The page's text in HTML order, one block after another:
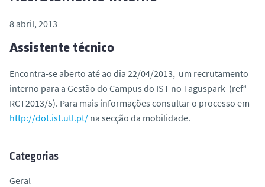
8 abril, 2013
Assistente técnico
Encontra-se aberto até ao dia 22/04/2013, um recrutamento
interno para a Gestão do Campus do IST no Taguspark (refª
RCT2013/5). Para mais informações consultar o processo em
http://dot.ist.utl.pt/ na secção da mobilidade.
Categorias
Geral